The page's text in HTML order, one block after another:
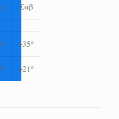
Σαβ
+35°
+21°